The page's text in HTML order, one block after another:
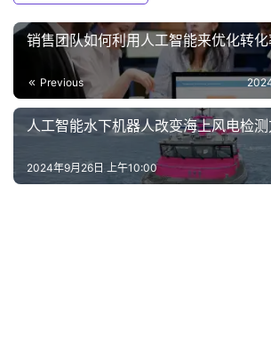
销售团队如何利用人工智能来优化转
Previous
人工智能水下机器人改变海上风电检
2024年9月26日 上午10:00